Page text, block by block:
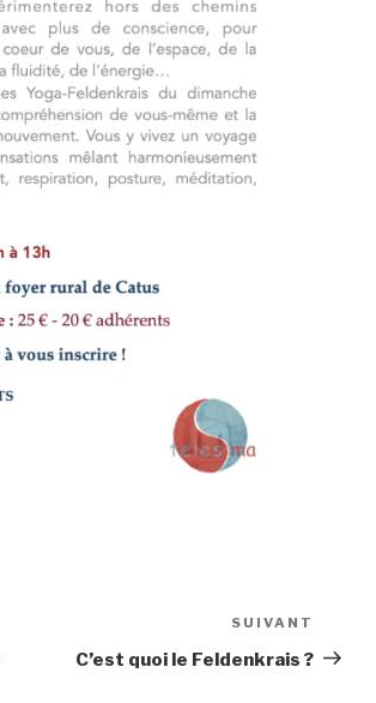
suivant
SUIVANT
C’est quoi le Feldenkrais ?